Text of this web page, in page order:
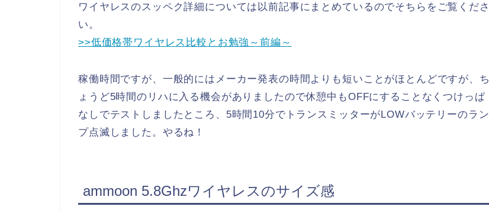
ワイヤレスのスッペク詳細については以前記事にまとめているのでそちらをご覧くださ
い。
>>低価格帯ワイヤレス比較とお勉強～前編～
稼働時間ですが、一般的にはメーカー発表の時間よりも短いことがほとんどですが、ち
ょうど5時間のリハに入る機会がありましたので休憩中もOFFにすることなくつけっぱ
なしでテストしましたところ、5時間10分でトランスミッターがLOWバッテリーのラン
プ点滅しました。やるね！
ammoon 5.8Ghzワイヤレスのサイズ感